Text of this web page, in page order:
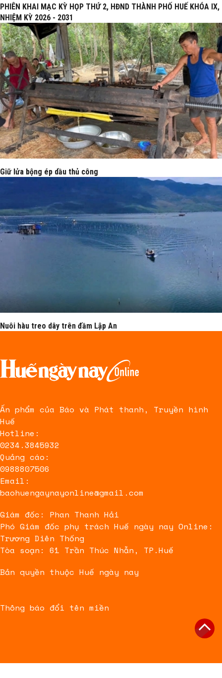
PHIÊN KHAI MẠC KỲ HỌP THỨ 2, HĐND THÀNH PHỐ HUẾ KHÓA IX,
NHIỆM KỲ 2026 - 2031
Giữ lửa bộng ép dầu thủ công
Nuôi hàu treo dây trên đầm Lập An
Ấn phẩm của Báo và Phát thanh, Truyền hình
Huế
Hotline:
0234.3845932
Quảng cáo:
0988807506
Email:
baohuengaynayonline@gmail.com
Giám đốc: Phan Thanh Hải
Phó Giám đốc phụ trách Huế ngày nay Online:
Trương Diên Thống
Tòa soạn: 61 Trần Thúc Nhẫn, TP.Huế
Bản quyền thuộc Huế ngày nay
Thông báo đổi tên miền